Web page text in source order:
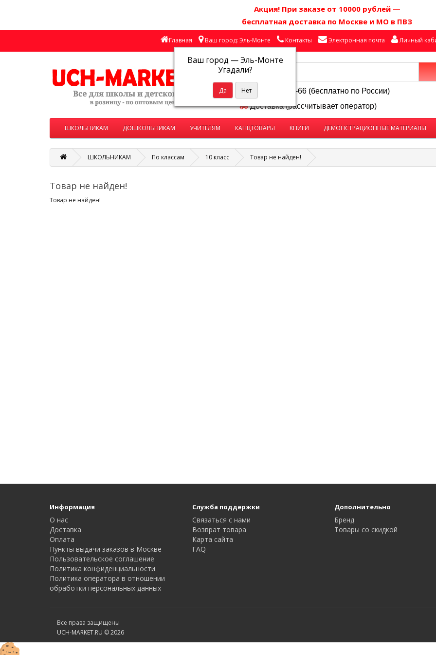
Акция! При заказе от 10000 рублей —
бесплатная доставка по Москве и МО в ПВЗ
Главная Ваш город: Эль-Монте
Ваш город —Эль-Монте
Угадали?
Контакты Электронная почта Личный
8-800-250-58-66 (бесплатно по России)
Доставка (рассчитывает оператор)
ШКОЛЬНИКАМ ДОШКОЛЬНИКАМ УЧИТЕЛЯМ КАНЦТОВАРЫ КНИГИ ДЕМОНСТРАЦИОННЫЕ МАТЕРИАЛЫ
ШКОЛЬНИКАМ По классам 10 класс Товар не найден!
Товар не найден!
Товар не найден!
Информация
О нас
Доставка
Оплата
Пункты выдачи заказов в Москве
Пользовательское соглашение
Политика конфиденциальности
Политика оператора в отношении
обработки персональных данных
Служба поддержки
Связаться с нами
Возврат товара
Карта сайта
FAQ
Дополнительно
Бренд
Товары со скидкой
Все права защищены
UCH-MARKET.RU © 2026